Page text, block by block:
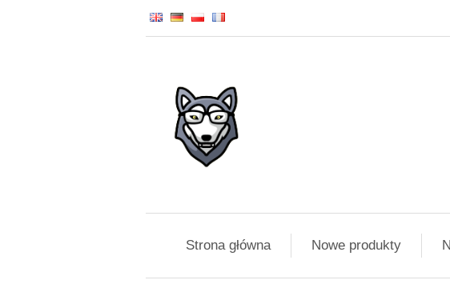
Strona główna Nowe produkty